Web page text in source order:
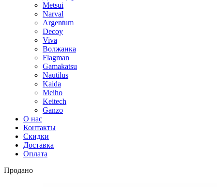
Metsui
Narval
Argentum
Decoy
Viva
Волжанка
Flagman
Gamakatsu
Nautilus
Kaida
Meiho
Keitech
Ganzo
О нас
Контакты
Скидки
Доставка
Оплата
Продано